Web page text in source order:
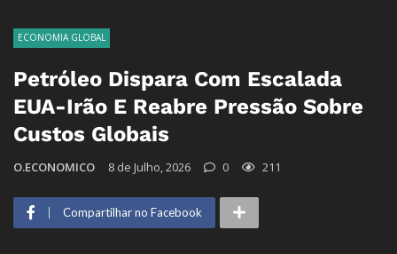
ECONOMIA GLOBAL
Petróleo Dispara Com Escalada
EUA-Irão E Reabre Pressão Sobre
Custos Globais
O.ECONOMICO 8 de Julho, 2026 0 211
Compartilhar no Facebook